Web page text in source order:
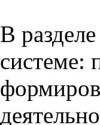
В
системе: